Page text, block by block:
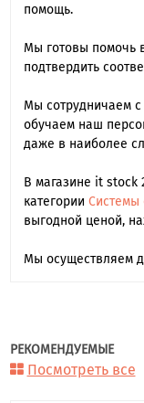
помощь.
Мы готовы помочь
подтвердить
Мы сотрудничаем
обучаем наш
даже в наиболее
В магазине it stock
категории Системы
выгодной ценой,
Мы осуществляем
РЕКОМЕНДУЕМЫЕ
Посмотреть все